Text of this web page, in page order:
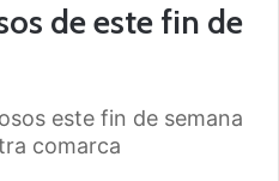
de este fin de
este fin de semana
comarca